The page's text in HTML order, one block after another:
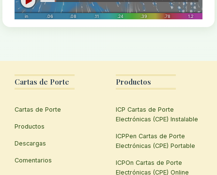
Cartas de Porte
Cartas de Porte
Productos
Descargas
Comentarios
Productos
ICP Cartas de Porte
Electrónicas (CPE) Instalable
ICPPen Cartas de Porte
Electrónicas (CPE) Portable
ICPOn Cartas de Porte
Electrónicas (CPE) Online